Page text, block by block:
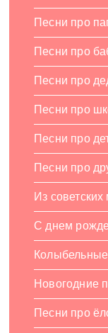
Песни про
Песни про
Песни про
Песни про
Песни про
Песни про
Из
С днем
Новогодние
Песни про